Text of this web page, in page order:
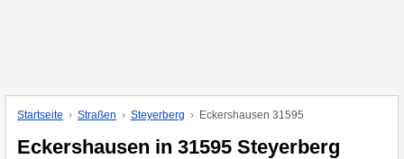
Startseite Straßen Steyerberg Eckershausen 31595
Eckershausen in 31595 Steyerberg